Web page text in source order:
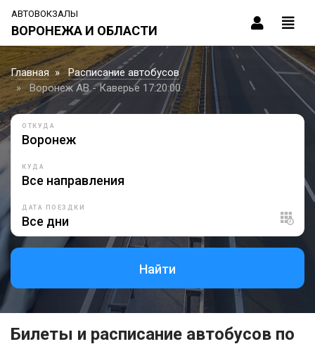
АВТОВОКЗАЛЫ
ВОРОНЕЖА И ОБЛАСТИ
Главная
Расписание автобусов
Воронеж АВ - Каверье 17:20:00
ОТКУДА
КУДА
ДАТА ПОЕЗДКИ
Найти
Билеты и расписание автобусов по